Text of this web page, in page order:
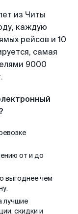
из Читы
каждую
рейсов и 10
самая
9000
от и до
выгоднее чем
лучшие
скидки и